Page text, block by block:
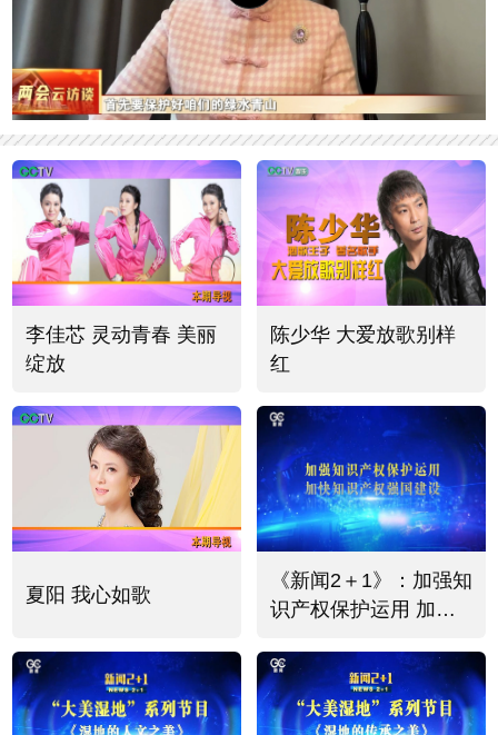
李佳芯 灵动青春 美丽
绽放
陈少华 大爱放歌别样
红
夏阳 我心如歌
《新闻2＋1》：加强知
识产权保护运用 加快